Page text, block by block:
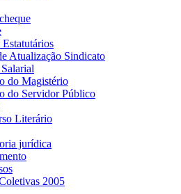
Atualização Sindicato
do Magistério
do Servidor Público
Literário
jurídica
2005